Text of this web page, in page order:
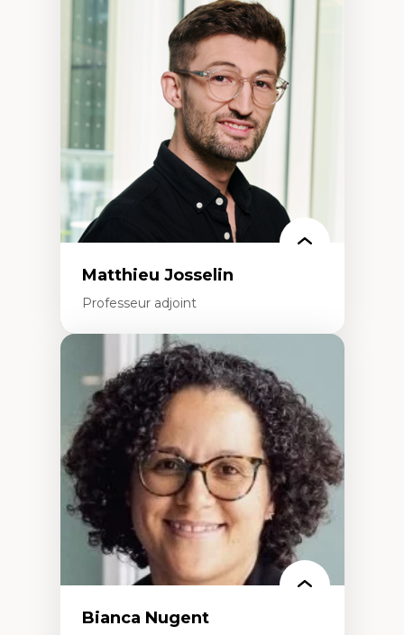
Neuropsychiatrie et neurosciences
Direction d'essais cliniques
Analyse des politiques et pratiques en santé
mentale
Développement de protocoles d'essais
cliniques
Collaboration interfonctionnelle
Leadership en recherche clinique
Développement de cadres politiques
Collaboration avec des entreprises
pharmaceutiques
Rédaction de publications et de rapports
politiques
Enseignement et mentorat
Matthieu Josselin
Professeur adjoint
Expertises
Ethnographie critique des environnements
d’apprentissage des étudiant.e.s
Approche transdisciplinaire des
compétences socioaffectives et
interculturelles
Didactique des langues secondes et
compétence pragmatique
Andragogie
Méthodologies de recherche qualitative
Bianca Nugent